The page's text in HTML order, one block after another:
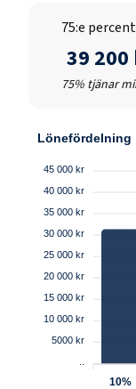
75:e
39
75% tjänar
Lönefördelning
45 000 kr
40 000 kr
35 000 kr
30 000 kr
25 000 kr
20 000 kr
15 000 kr
10 000 kr
5000 kr
10%